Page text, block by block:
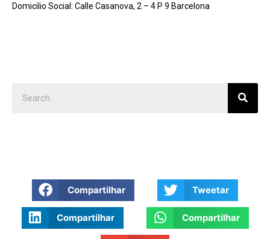
Domicilio Social: Calle Casanova, 2 – 4 P 9 Barcelona
Compartilhar Tweetar
Compartilhar Compartilhar